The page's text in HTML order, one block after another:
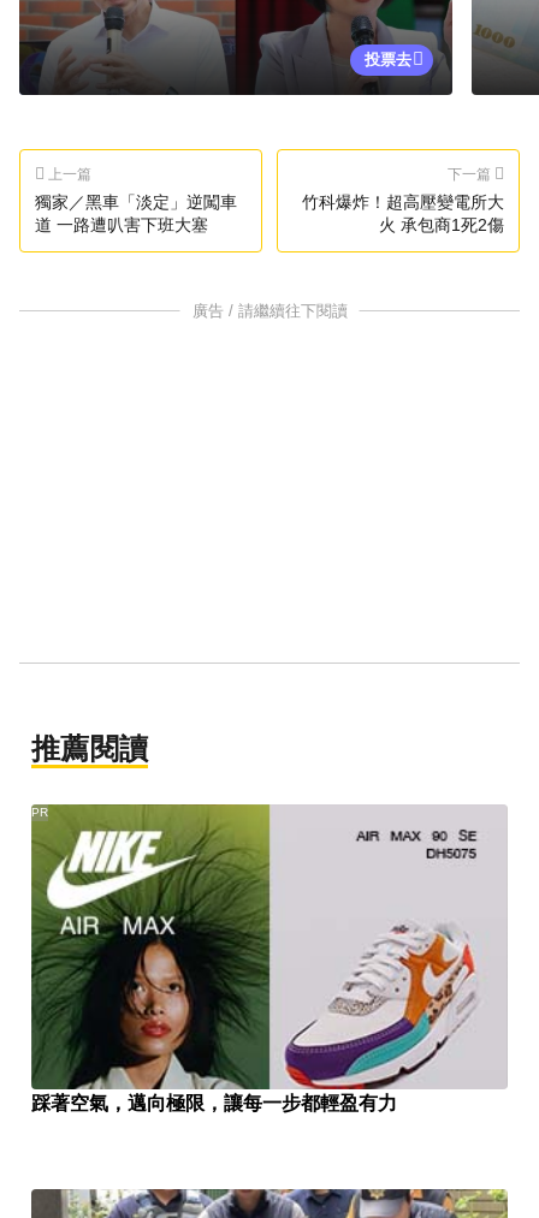
投票去
上一篇
獨家／黑車「淡定」逆闖車
道 一路遭叭害下班大塞
下一篇
竹科爆炸！超高壓變電所大
火 承包商1死2傷
廣告 / 請繼續往下閱讀
推薦閱讀
踩著空氣，邁向極限，讓每一步都輕盈有力
PR